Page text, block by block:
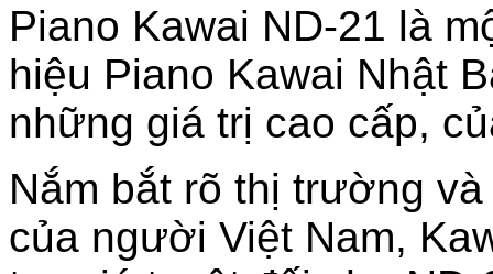
Piano Kawai ND-21 là
hiệu Piano Kawai Nhật
những giá trị cao cấp,
Nắm bắt rõ thị trường
của người Việt Nam,